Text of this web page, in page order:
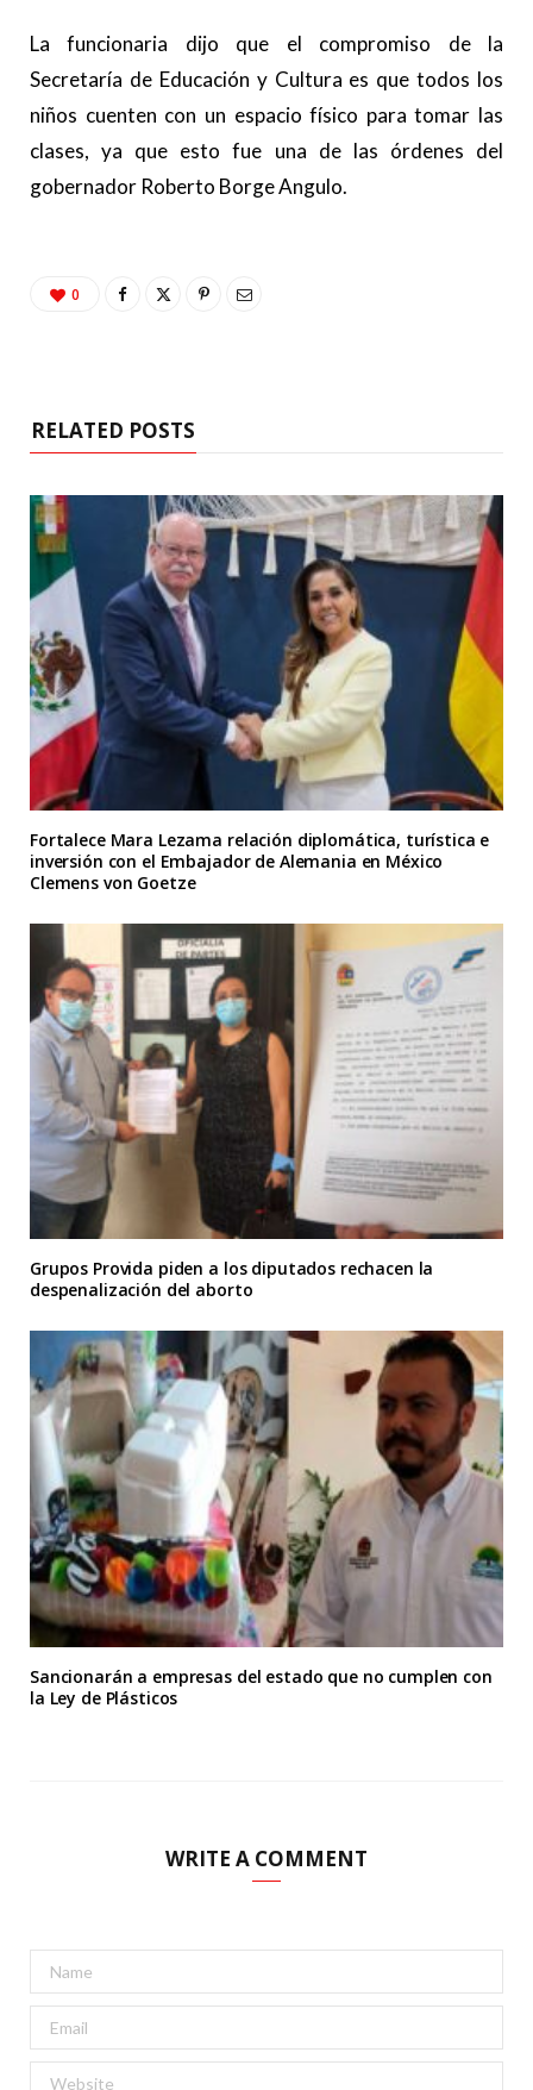
La funcionaria dijo que el compromiso de la
Secretaría de Educación y Cultura es que todos los
niños cuenten con un espacio físico para tomar las
clases, ya que esto fue una de las órdenes del
gobernador Roberto Borge Angulo.
0
RELATED POSTS
Fortalece Mara Lezama relación diplomática, turística e
inversión con el Embajador de Alemania en México
Clemens von Goetze
Grupos Provida piden a los diputados rechacen la
despenalización del aborto
Sancionarán a empresas del estado que no cumplen con
la Ley de Plásticos
WRITE A COMMENT